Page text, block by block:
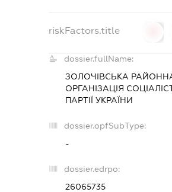
riskFactors.title
dossier.fullName:
ЗОЛОЧІВСЬКА
ОРГАНІЗАЦІЯ
ПАРТІЇ УКРАЇНИ
dossier.opfSubType:
-
dossier.edrpo:
26065735